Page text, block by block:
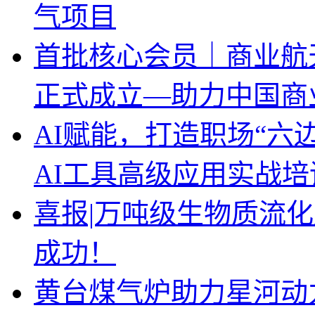
气项目
首批核心会员｜商业
正式成立—助力中国商
AI赋能，打造职场“六
AI工具高级应用实战
喜报|万吨级生物质流
成功！
黄台煤气炉助力星河